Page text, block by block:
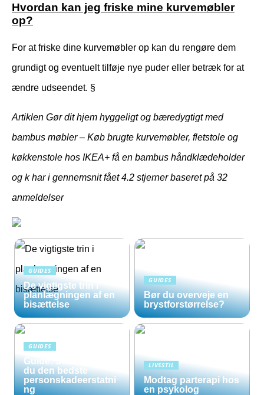
Hvordan kan jeg friske mine kurvemøbler
op?
For at friske dine kurvemøbler op kan du rengøre dem
grundigt og eventuelt tilføje nye puder eller betræk for at
ændre udseendet. §
Artiklen Gør dit hjem hyggeligt og bæredygtigt med
bambus møbler – Køb brugte kurvemøbler, fletstole og
køkkenstole hos IKEA+ få en bambus håndklædeholder
og k har i gennemsnit fået4.2 stjerner baseret på 32
anmeldelser
GUIDES
De vigtigste trin i
planlægningen af en
bisættelse
GUIDES
Bør du overveje en
brystforstørrelse?
GUIDES
Guide: Sådan opnår
du den bedste
personskadeerstatni
ng
LIVSSTIL
Modtag parterapi hos
en psykolog